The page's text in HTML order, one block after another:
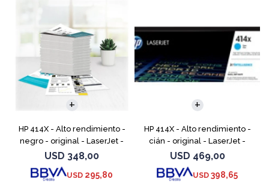
HP 414X - Alto rendimiento -
negro - original - LaserJet -
cartucho de tóner (W2020X) -
para Color LaserJet
Enterprise M455, MFP
USD 348,00
USD 295,80
HP 414X - Alto rendimiento -
cián - original - LaserJet -
cartucho de tóner (W2021X) -
para Color LaserJet
Enterprise M455, MFP
USD 469,00
USD 398,65